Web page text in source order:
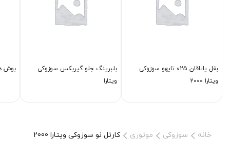
بغل یاتاقان 025 تایهو سوزوکی
ویتارا 2000
بلبرینگ جلو گیربكس سوزوکی
ویتارا
بوش
خانه سوزوکی موتوری كارتل نو سوزوکی ویتارا 2000